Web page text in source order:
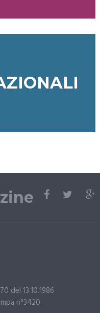
del 13.10.1986
n°3420